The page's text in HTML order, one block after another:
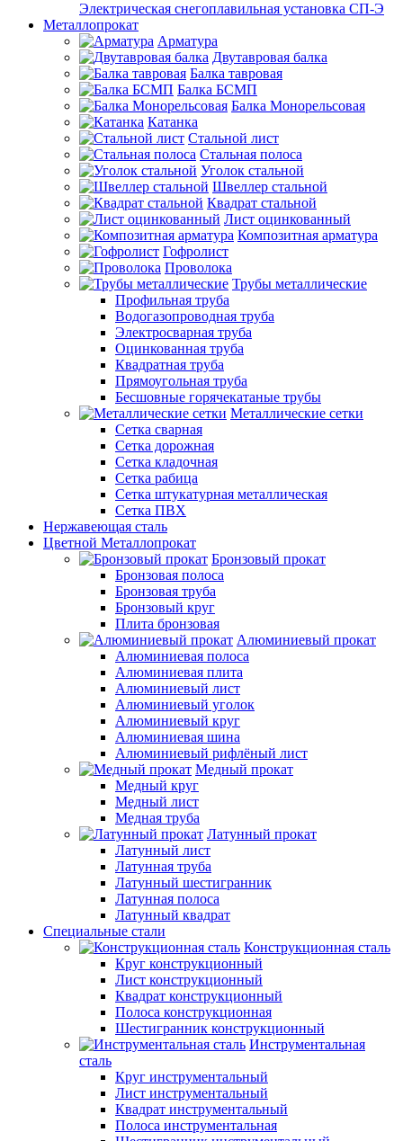
Электрическая снегоплавильная установка СП-Э
Металлопрокат
Арматура
Двутавровая балка
Балка тавровая
Балка БСМП
Балка Монорельсовая
Катанка
Стальной лист
Стальная полоса
Уголок стальной
Швеллер стальной
Квадрат стальной
Лист оцинкованный
Композитная арматура
Гофролист
Проволока
Трубы металлические
Профильная труба
Водогазопроводная труба
Электросварная труба
Оцинкованная труба
Квадратная труба
Прямоугольная труба
Бесшовные горячекатаные трубы
Металлические сетки
Сетка сварная
Сетка дорожная
Сетка кладочная
Сетка рабица
Сетка штукатурная металлическая
Сетка ПВХ
Нержавеющая сталь
Цветной Металлопрокат
Бронзовый прокат
Бронзовая полоса
Бронзовая труба
Бронзовый круг
Плита бронзовая
Алюминиевый прокат
Алюминиевая полоса
Алюминиевая плита
Алюминиевый лист
Алюминиевый уголок
Алюминиевый круг
Алюминиевая шина
Алюминиевый рифлёный лист
Медный прокат
Медный круг
Медный лист
Медная труба
Латунный прокат
Латунный лист
Латунная труба
Латунный шестигранник
Латунная полоса
Латунный квадрат
Специальные стали
Конструкционная сталь
Круг конструкционный
Лист конструкционный
Квадрат конструкционный
Полоса конструкционная
Шестигранник конструкционный
Инструментальная
сталь
Круг инструментальный
Лист инструментальный
Квадрат инструментальный
Полоса инструментальная